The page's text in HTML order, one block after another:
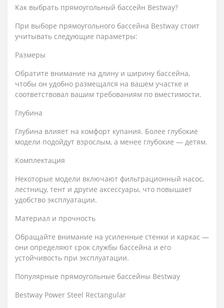
Как выбрать прямоугольный бассейн Bestway?
При выборе прямоугольного бассейна Bestway стоит
учитывать следующие параметры:
Размеры
Обратите внимание на длину и ширину бассейна,
чтобы он удобно размещался на вашем участке и
соответствовал вашим требованиям по вместимости.
Глубина
Глубина влияет на комфорт купания. Более глубокие
модели подойдут взрослым, а менее глубокие — детям.
Комплектация
Некоторые модели включают фильтрационный насос,
лестницу, тент и другие аксессуары, что повышает
удобство эксплуатации.
Материал и прочность
Обращайте внимание на усиленные стенки и каркас —
они определяют срок службы бассейна и его
устойчивость при эксплуатации.
Популярные прямоугольные бассейны Bestway
Bestway Power Steel Rectangular